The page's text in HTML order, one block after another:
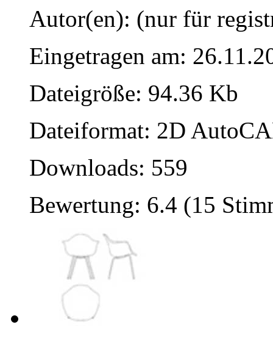
Autor(en): (nur für
Eingetragen am:
Dateigröße: 94.36 Kb
Dateiformat: 2D
Downloads: 559
Bewertung: 6.4 (15